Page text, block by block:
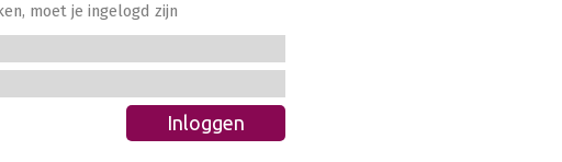
moet je ingelogd zijn